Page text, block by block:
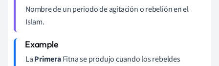
Nombre de un periodo de agitación o rebelión en el
Islam.
LaPrimeraFitna se produjo cuando los rebeldes